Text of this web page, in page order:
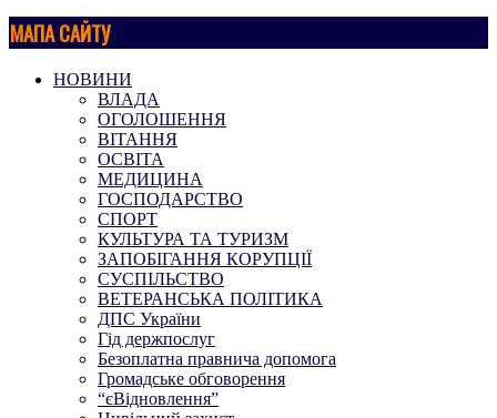
МАПА САЙТУ
НОВИНИ
ВЛАДА
ОГОЛОШЕННЯ
ВІТАННЯ
ОСВІТА
МЕДИЦИНА
ГОСПОДАРСТВО
СПОРТ
КУЛЬТУРА ТА ТУРИЗМ
ЗАПОБІГАННЯ КОРУПЦІЇ
СУСПІЛЬСТВО
ВЕТЕРАНСЬКА ПОЛІТИКА
ДПС України
Гід держпослуг
Безоплатна правнича допомога
Громадське обговорення
“єВідновлення”